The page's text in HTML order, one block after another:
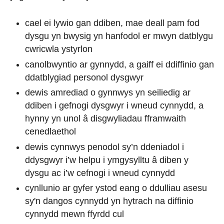
cael ei lywio gan ddiben, mae deall pam fod
dysgu yn bwysig yn hanfodol er mwyn datblygu
cwricwla ystyrlon
canolbwyntio ar gynnydd, a gaiff ei ddiffinio gan
ddatblygiad personol dysgwyr
dewis amrediad o gynnwys yn seiliedig ar
ddiben i gefnogi dysgwyr i wneud cynnydd, a
hynny yn unol â disgwyliadau fframwaith
cenedlaethol
dewis cynnwys penodol sy’n ddeniadol i
ddysgwyr i’w helpu i ymgysylltu â diben y
dysgu ac i’w cefnogi i wneud cynnydd
cynllunio ar gyfer ystod eang o ddulliau asesu
sy'n dangos cynnydd yn hytrach na diffinio
cynnydd mewn ffyrdd cul